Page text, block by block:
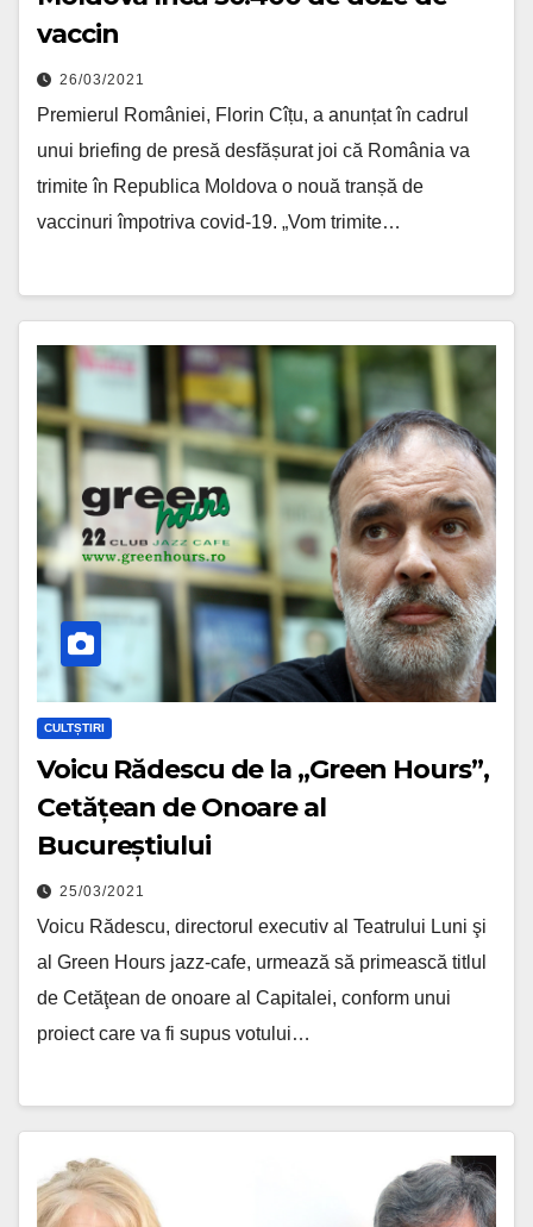
vaccin
26/03/2021
Premierul României, Florin Cîțu, a anunțat în cadrul
unui briefing de presă desfășurat joi că România va
trimite în Republica Moldova o nouă tranșă de
vaccinuri împotriva covid-19. „Vom trimite…
CULTȘTIRI
Voicu Rădescu de la „Green Hours”,
Cetățean de Onoare al
Bucureștiului
25/03/2021
Voicu Rădescu, directorul executiv al Teatrului Luni şi
al Green Hours jazz-cafe, urmează să primească titlul
de Cetăţean de onoare al Capitalei, conform unui
proiect care va fi supus votului…